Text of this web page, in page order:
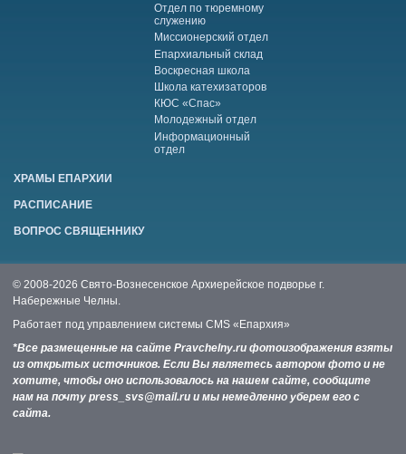
Отдел по тюремному
служению
Миссионерский отдел
Епархиальный склад
Воскресная школа
Школа катехизаторов
КЮС «Спас»
Молодежный отдел
Информационный
отдел
ХРАМЫ ЕПАРХИИ
РАСПИСАНИЕ
ВОПРОС СВЯЩЕННИКУ
© 2008-2026 Свято-Вознесенское Архиерейское подворье г.
Набережные Челны.
Работает под управлением системы CMS «Епархия»
*Все размещенные на сайте Pravchelny.ru фотоизображения взяты
из открытых источников. Если Вы являетесь автором фото и не
хотите, чтобы оно использовалось на нашем сайте, сообщите
нам на почту press_svs@mail.ru и мы немедленно уберем его с
сайта.